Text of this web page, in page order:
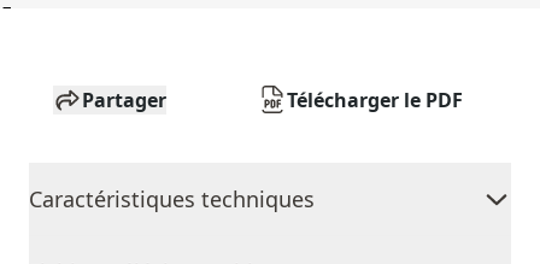
Partager Télécharger le PDF
Caractéristiques techniques